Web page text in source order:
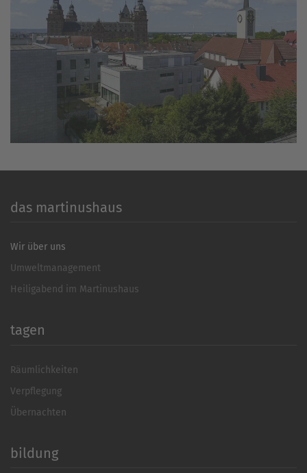
das martinushaus
Wir über uns
Umweltmanagement
Heiligabend im Martinushaus
tagen
Räumlichkeiten
Verpflegung
Übernachten
bildung